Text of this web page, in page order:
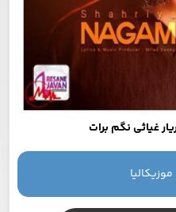
غیاثی نگم برات